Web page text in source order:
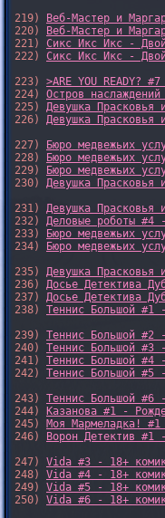
219)
Веб-Мастер и
220)
Веб-Мастер и
221) Сикс Икс Икс -
222) Сикс Икс Икс -
223) >ARE YOU READY?
224) Остров
225) Девушка
226) Девушка
227)
Бюро медвежьих
228)
Бюро медвежьих
229)
Бюро медвежьих
230) Девушка
231) Девушка
232) Деловые роботы #4
233)
Бюро медвежьих
234)
Бюро медвежьих
235) Девушка
236) Досье Детектива
237) Досье Детектива
238) Теннис Большой #1
239) Теннис Большой #2
240) Теннис Большой #3
241) Теннис Большой #4
242) Теннис Большой #5
243) Теннис Большой #6
244)
Казанова #1 -
245) Моя Мармеладка!
246)
Ворон Детектив #1
247) Vida #3 - 18+
248) Vida #4 - 18+
249) Vida #5 - 18+
250) Vida #6 - 18+